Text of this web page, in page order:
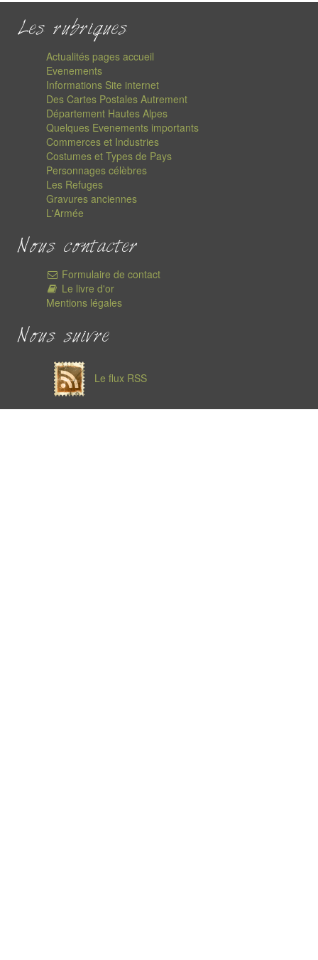
Les rubriques
Actualités pages accueil
Evenements
Informations Site internet
Des Cartes Postales Autrement
Département Hautes Alpes
Quelques Evenements importants
Commerces et Industries
Costumes et Types de Pays
Personnages célèbres
Les Refuges
Gravures anciennes
L'Armée
Nous contacter
Formulaire de contact
Le livre d'or
Mentions légales
Nous suivre
Le flux RSS